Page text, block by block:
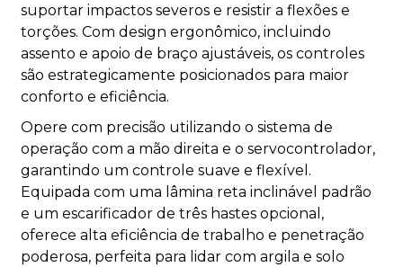
suportar impactos severos e resistir a flexões e
torções. Com design ergonômico, incluindo
assento e apoio de braço ajustáveis, os controles
são estrategicamente posicionados para maior
conforto e eficiência.
Opere com precisão utilizando o sistema de
operação com a mão direita e o servocontrolador,
garantindo um controle suave e flexível.
Equipada com uma lâmina reta inclinável padrão
e um escarificador de três hastes opcional,
oferece alta eficiência de trabalho e penetração
poderosa, perfeita para lidar com argila e solo